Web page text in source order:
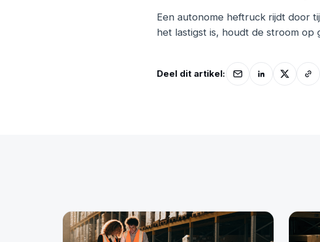
Een autonome heftruck rijdt door
het lastigst is, houdt de stroom op
Deel dit artikel: